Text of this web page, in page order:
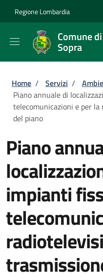
Regione Lombardia
Comune
Sopra
Briciole di
Home / Servizi /
Piano annuale di
telecomunicazioni e per
del piano
Piano
impianti